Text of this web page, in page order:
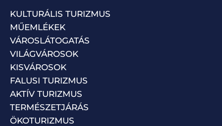
KULTURÁLIS TURIZMUS
MŰEMLÉKEK
VÁROSLÁTOGATÁS
VILÁGVÁROSOK
KISVÁROSOK
FALUSI TURIZMUS
AKTÍV TURIZMUS
TERMÉSZETJÁRÁS
ÖKOTURIZMUS